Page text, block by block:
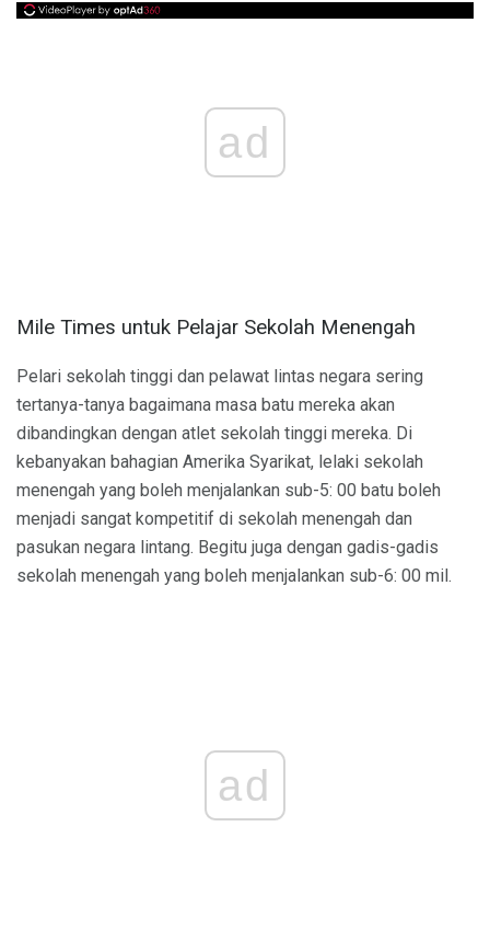
ad
Mile Times untuk Pelajar Sekolah Menengah
Pelari sekolah tinggi dan pelawat lintas negara sering
tertanya-tanya bagaimana masa batu mereka akan
dibandingkan dengan atlet sekolah tinggi mereka. Di
kebanyakan bahagian Amerika Syarikat, lelaki sekolah
menengah yang boleh menjalankan sub-5: 00 batu boleh
menjadi sangat kompetitif di sekolah menengah dan
pasukan negara lintang. Begitu juga dengan gadis-gadis
sekolah menengah yang boleh menjalankan sub-6: 00 mil.
ad